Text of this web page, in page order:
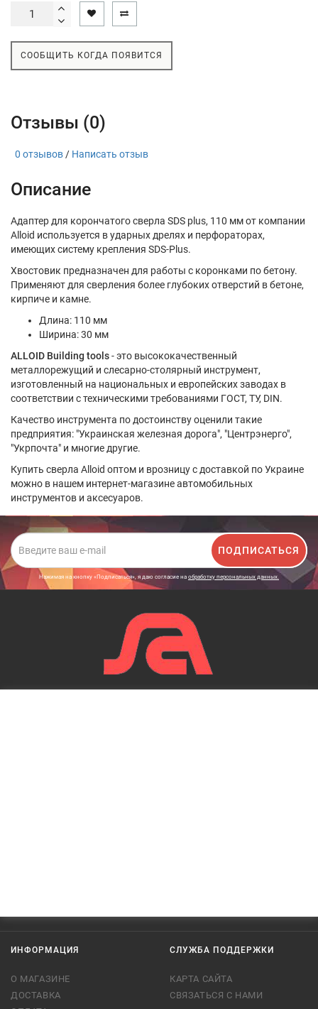
СООБЩИТЬ КОГДА ПОЯВИТСЯ
Отзывы (0)
0 отзывов / Написать отзыв
Описание
Адаптер для корончатого сверла SDS plus, 110 мм от компании
Alloid используется в ударных дрелях и перфораторах,
имеющих систему крепления SDS-Plus.
Хвостовик предназначен для работы с коронками по бетону.
Применяют для сверления более глубоких отверстий в бетоне,
кирпиче и камне.
Длина: 110 мм
Ширина: 30 мм
ALLOID Building tools- это высококачественный
металлорежущий и слесарно-столярный инструмент,
изготовленный на национальных и европейских заводах в
соответствии с техническими требованиями ГОСТ, ТУ, DIN.
Качество инструмента по достоинству оценили такие
предприятия: "Украинская железная дорога", "Центрэнерго",
"Укрпочта" и многие другие.
Купить сверла Alloid оптом и врозницу с доставкой по Украине
можно в нашем интернет-магазине автомобильных
инструментов и аксесуаров.
ПОДПИСАТЬСЯ
Нажимая на кнопку «Подписаться», я даю cогласие на обработку персональных данных.
ИНФОРМАЦИЯ
О МАГАЗИНЕ
ДОСТАВКА
СЛУЖБА ПОДДЕРЖКИ
КАРТА САЙТА
СВЯЗАТЬСЯ С НАМИ